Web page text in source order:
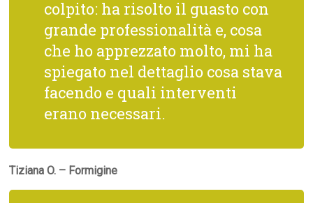
colpito: ha risolto il guasto con
grande professionalità e, cosa
che ho apprezzato molto, mi ha
spiegato nel dettaglio cosa stava
facendo e quali interventi
erano necessari.
Tiziana O. – Formigine